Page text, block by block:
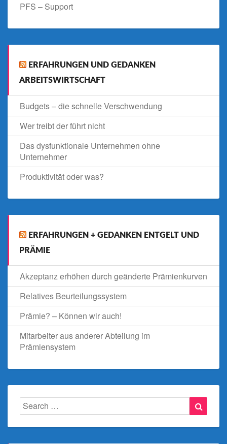
PFS – Support
ERFAHRUNGEN UND GEDANKEN
ARBEITSWIRTSCHAFT
Budgets – die schnelle Verschwendung
Wer treibt der führt nicht
Das dysfunktionale Unternehmen ohne
Unternehmer
Produktivität oder was?
ERFAHRUNGEN + GEDANKEN ENTGELT UND
PRÄMIE
Akzeptanz erhöhen durch geänderte Prämienkurven
Relatives Beurteilungssystem
Prämie? – Können wir auch!
Mitarbeiter aus anderer Abteilung im
Prämiensystem
Search
for: